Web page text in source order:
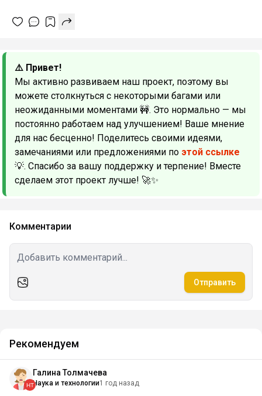
⚠️ Привет!
Мы активно развиваем наш проект, поэтому вы
можете столкнуться с некоторыми багами или
неожиданными моментами 🚧. Это нормально — мы
постоянно работаем над улучшением! Ваше мнение
для нас бесценно! Поделитесь своими идеями,
замечаниями или предложениями по этой ссылке
💡. Спасибо за вашу поддержку и терпение! Вместе
сделаем этот проект лучше! 🚀✨
Комментарии
Отправить
Рекомендуем
Галина Толмачева
Наука и технологии1 год назад